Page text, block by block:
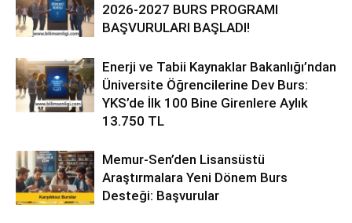
2026-2027 BURS PROGRAMI
BAŞVURULARI BAŞLADI!
Enerji ve Tabii Kaynaklar Bakanlığı’ndan
Üniversite Öğrencilerine Dev Burs:
YKS’de İlk 100 Bine Girenlere Aylık
13.750 TL
Memur-Sen’den Lisansüstü
Araştırmalara Yeni Dönem Burs
Desteği: Başvurular